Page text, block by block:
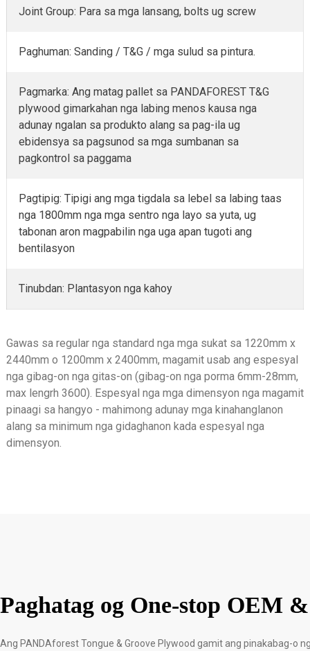
Joint Group: Para sa mga lansang, bolts ug screw
Paghuman: Sanding / T&G / mga sulud sa pintura.
Pagmarka: Ang matag pallet sa PANDAFOREST T&G
plywood gimarkahan nga labing menos kausa nga
adunay ngalan sa produkto alang sa pag-ila ug
ebidensya sa pagsunod sa mga sumbanan sa
pagkontrol sa paggama
Pagtipig: Tipigi ang mga tigdala sa lebel sa labing taas
nga 1800mm nga mga sentro nga layo sa yuta, ug
tabonan aron magpabilin nga uga apan tugoti ang
bentilasyon
Tinubdan: Plantasyon nga kahoy
Gawas sa regular nga standard nga mga sukat sa 1220mm x
2440mm o 1200mm x 2400mm, magamit usab ang espesyal
nga gibag-on nga gitas-on (gibag-on nga porma 6mm-28mm,
max lengrh 3600). Espesyal nga mga dimensyon nga magamit
pinaagi sa hangyo - mahimong adunay mga kinahanglanon
alang sa minimum nga gidaghanon kada espesyal nga
dimensyon.
Paghatag og One-stop OEM
Ang PANDAforest Tongue & Groove Plywood gamit ang pinakabag-o